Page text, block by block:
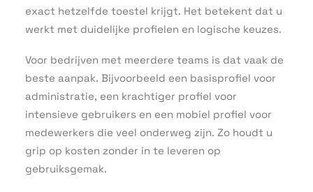
exact hetzelfde toestel krijgt. Het betekent dat u
werkt met duidelijke profielen en logische keuzes.
Voor bedrijven met meerdere teams is dat vaak de
beste aanpak. Bijvoorbeeld een basisprofiel voor
administratie, een krachtiger profiel voor
intensieve gebruikers en een mobiel profiel voor
medewerkers die veel onderweg zijn. Zo houdt u
grip op kosten zonder in te leveren op
gebruiksgemak.